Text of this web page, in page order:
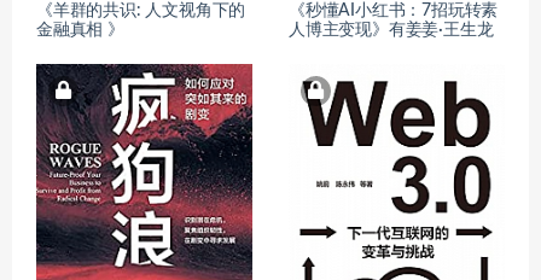
《羊群的共识: 人文视角下的
金融真相 》
《秒懂AI小红书：7招玩转素
人博主变现》有姜姜·王生龙